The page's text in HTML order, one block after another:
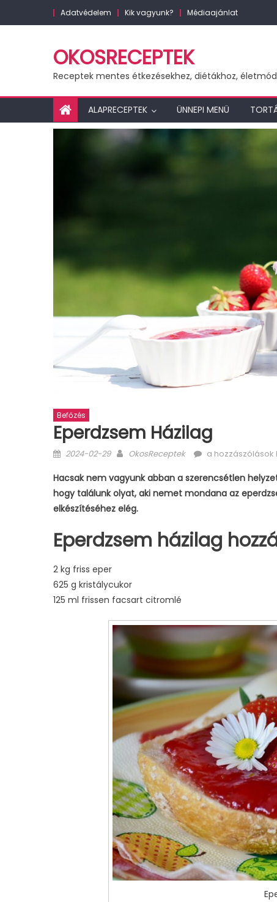
to
Adatvédelem Kik vagyunk? Médiaajánlat
OKOSRECEPTEK
Receptek mentes étkezésekhez, diétákhoz,
ALAPRECEPTEK ÜNNEPI MENÜ
Befőzés
Eperdzsem Házilag
Posted
2024-02-29 Author
OkosReceptek
Eperdzsem
bejegyzéshez
a
Hacsak nem vagyunk abban a szerencsétlen
hogy találunk olyat, aki nemet mondana az
elkészítéséhez elég.
Eperdzsem házilag
2 kg friss eper
625 g kristálycukor
125 ml frissen facsart citromlé